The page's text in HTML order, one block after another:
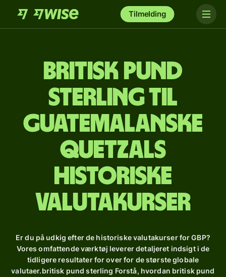
Tilmelding
britisk pund
sterling til
guatemalanske
quetzals
Historiske
valutakurser
Er du på udkig efter de historiske valutakurser for GBP?
Vores omfattende værktøj leverer detaljeret indsigt i de
tidligere resultater for over for de største globale
valutaer.britisk pund sterling Forstå, hvordan britisk pund